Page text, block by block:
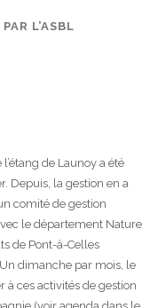
L’ASBL
de Launoy a été
Depuis, la gestion en a
comité de gestion
le département Nature
de Pont-à-Celles
dimanche par mois, le
ces activités de gestion